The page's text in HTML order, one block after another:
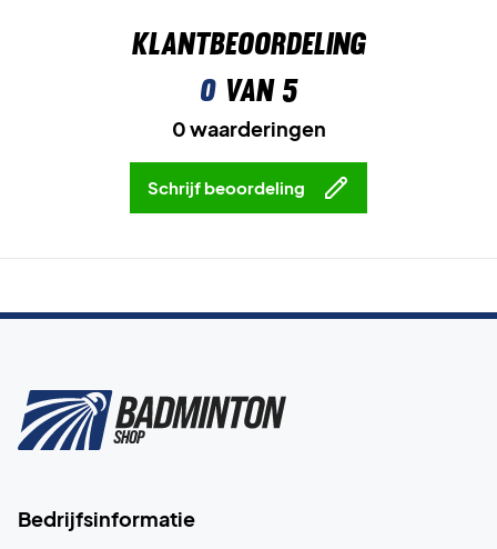
Klantbeoordeling
0van 5
0 waarderingen
Schrijf beoordeling
Bedrijfsinformatie